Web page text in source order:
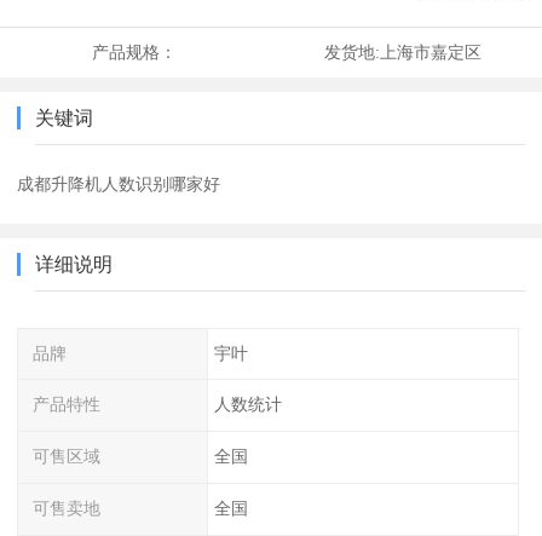
产品规格： 发货地:上海市嘉定区
关键词
成都升降机人数识别哪家好
详细说明
品牌 宇叶
产品特性 人数统计
可售区域 全国
可售卖地 全国